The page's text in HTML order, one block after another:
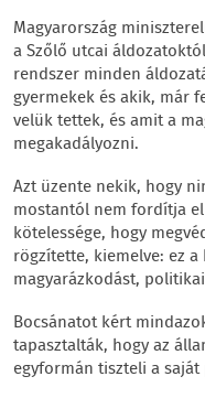
Magyarország
a Szőlő utcai
rendszer minden
gyermekek és akik, már
velük tettek, és amit a
megakadályozni.
Azt üzente nekik, hogy
mostantól nem fordítja
kötelessége, hogy
rögzítette, kiemelve: ez
magyarázkodást,
Bocsánatot kért
tapasztalták, hogy az
egyformán tiszteli a